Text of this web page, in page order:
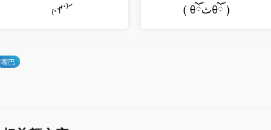
₍‧ꀈ˙⁾՜ ( θོثθོ )
嘴巴